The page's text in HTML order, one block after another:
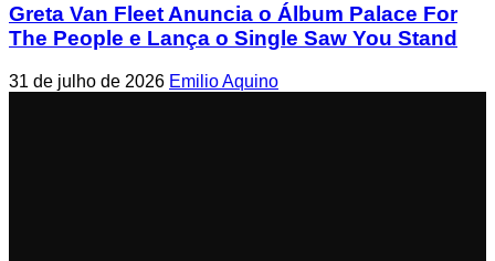
Greta Van Fleet Anuncia o Álbum Palace For
The People e Lança o Single Saw You Stand
31 de julho de 2026 Emilio Aquino